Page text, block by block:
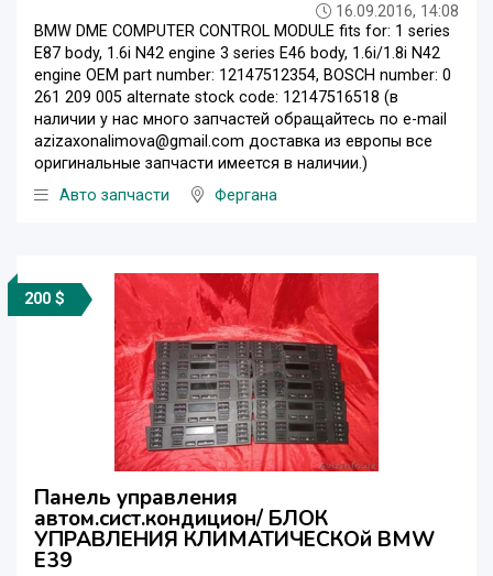
16.09.2016, 14:08
BMW DME COMPUTER CONTROL MODULE fits for: 1 series
E87 body, 1.6i N42 engine 3 series E46 body, 1.6i/1.8i N42
engine OEM part number: 12147512354, BOSCH number: 0
261 209 005 alternate stock code: 12147516518 (в
наличии у нас много запчастей обращайтесь по e-mail
azizaxonalimova@gmail.com доставка из европы все
оригинальные запчасти имеется в наличии.)
Авто запчасти
Фергана
200 $
Панель управления
автом.сист.кондицион/ БЛОК
УПРАВЛЕНИЯ КЛИМАТИЧЕСКOй BMW
E39